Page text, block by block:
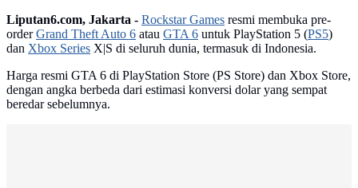
Liputan6.com, Jakarta - Rockstar Games resmi membuka pre-
orderGrand Theft Auto 6 atau GTA 6 untuk PlayStation 5 (PS5)
dan Xbox Series X|S di seluruh dunia, termasuk di Indonesia.
Harga resmi GTA 6 di PlayStation Store (PS Store) dan Xbox Store,
dengan angka berbeda dari estimasi konversi dolar yang sempat
beredar sebelumnya.